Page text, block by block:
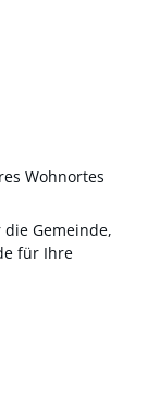
Wohnortes
Gemeinde,
für Ihre